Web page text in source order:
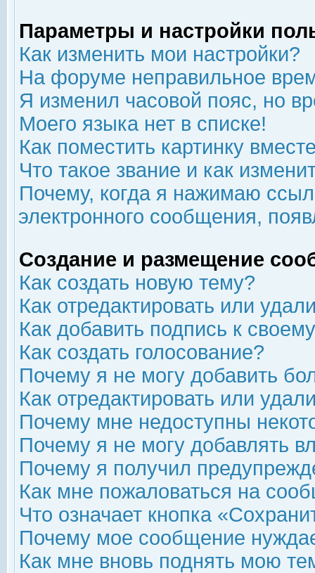
Параметры и настройки
Как изменить мои настройки?
На форуме неправильное
Я изменил часовой пояс, но
Моего языка нет в списке!
Как поместить картинку
Что такое звание и как
Почему, когда я нажимаю
электронного сообщения,
Создание и размещение
Как создать новую тему?
Как отредактировать или
Как добавить подпись к
Как создать голосование?
Почему я не могу добавить
Как отредактировать или
Почему мне недоступны
Почему я не могу добавлять
Почему я получил
Как мне пожаловаться на
Что означает кнопка
Почему мое сообщение
Как мне вновь поднять мою